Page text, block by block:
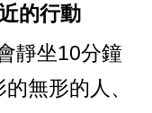
的行動
靜坐10分鐘
無形的人、